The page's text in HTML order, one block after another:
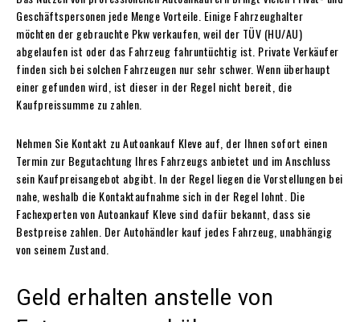
Geschäftspersonen jede Menge Vorteile. Einige Fahrzeughalter
möchten der gebrauchte Pkw verkaufen, weil der TÜV (HU/AU)
abgelaufen ist oder das Fahrzeug fahruntüchtig ist. Private Verkäufer
finden sich bei solchen Fahrzeugen nur sehr schwer. Wenn überhaupt
einer gefunden wird, ist dieser in der Regel nicht bereit, die
Kaufpreissumme zu zahlen.
Nehmen Sie Kontakt zu Autoankauf Kleve auf, der Ihnen sofort einen
Termin zur Begutachtung Ihres Fahrzeugs anbietet und im Anschluss
sein Kaufpreisangebot abgibt. In der Regel liegen die Vorstellungen bei
nahe, weshalb die Kontaktaufnahme sich in der Regel lohnt. Die
Fachexperten von Autoankauf Kleve sind dafür bekannt, dass sie
Bestpreise zahlen. Der Autohändler kauf jedes Fahrzeug, unabhängig
von seinem Zustand.
Geld erhalten anstelle von